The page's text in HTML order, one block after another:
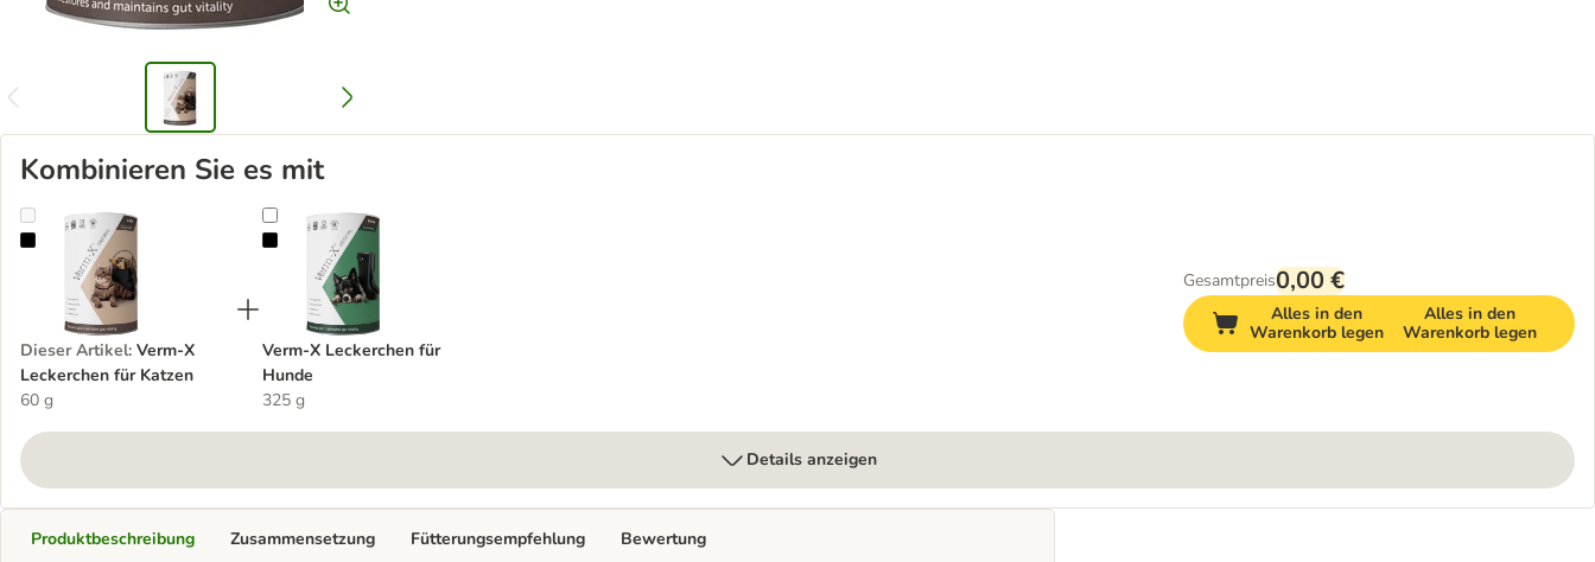
Kombinieren Sie es mit
Verm-X Leckerchen für Katzen
Dieser Artikel: Verm-X
Leckerchen für Katzen
60 g
Verm-X Leckerchen für Hunde
Verm-X Leckerchen für
Hunde
325 g
Gesamtpreis0,00 €
Alles in den
Warenkorb legen
Alles in den
Warenkorb legen
Details anzeigen
Produktbeschreibung Zusammensetzung Fütterungsempfehlung Bewertung